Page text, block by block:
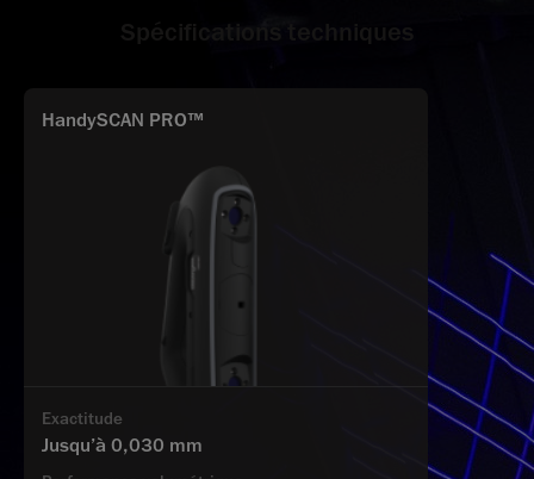
HandySCAN PRO™
Exactitude
Jusqu’à 0,030 mm